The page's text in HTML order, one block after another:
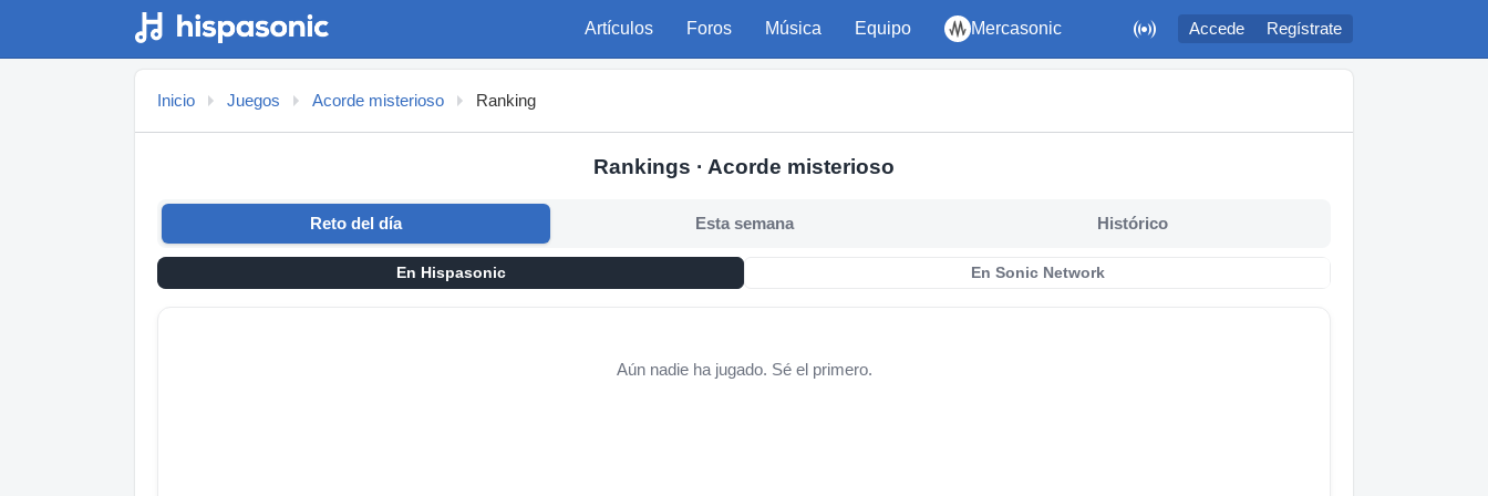
 Accede Regístrate
Artículos Foros Música Equipo Mercasonic
Inicio Juegos Acorde misterioso Ranking
Rankings · Acorde misterioso
Reto del día Esta semana Histórico
En Hispasonic En Sonic Network
Aún nadie ha jugado. Sé el primero.